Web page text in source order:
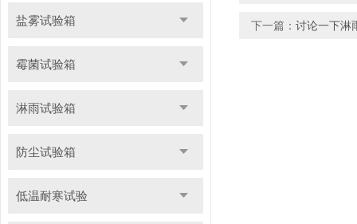
盐雾试验箱
霉菌试验箱
淋雨试验箱
防尘试验箱
低温耐寒试验
下一篇： 讨论一下淋